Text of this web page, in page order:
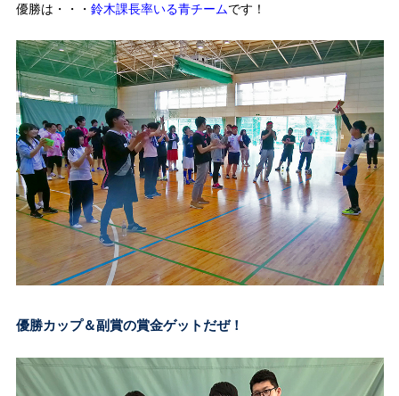
優勝は・・・ 鈴木課長率いる青チームです！
優勝カップ＆副賞の賞金ゲットだぜ！